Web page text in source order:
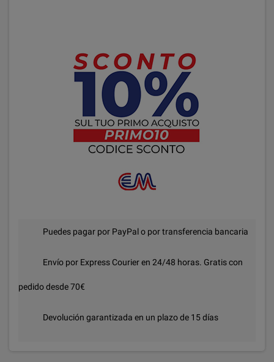
Puedes pagar por PayPal o por transferencia bancaria
Envío por Express Courier en 24/48 horas. Gratis con
pedido desde 70€
Devolución garantizada en un plazo de 15 días